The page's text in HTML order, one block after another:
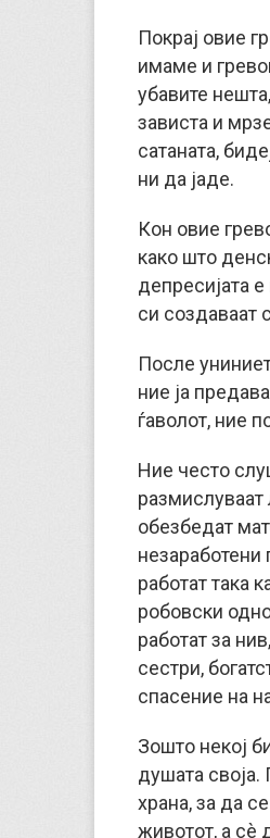
Покрај овие
имаме и
убавите
зависта и
сатаната,
ни да јаде.
Кон овие
како што
депресијата
си создаваат
После
ние ја
ѓаволот, ние
Ние често
размислуваат
обезбедат
работат така
робовски
работат за
сестри,
спасение на
Зошто некој
душата
храна, за да
животот, а сè